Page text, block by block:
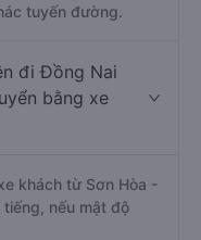
tuyến đường.
đi Đồng Nai
bằng xe
khách từ Sơn Hòa -
nếu mật độ